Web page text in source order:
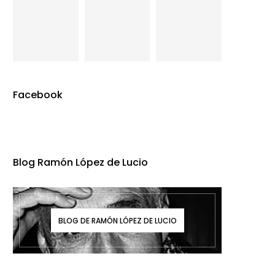
Facebook
Blog Ramón López de Lucio
BLOG DE RAMÓN LÓPEZ DE LUCIO